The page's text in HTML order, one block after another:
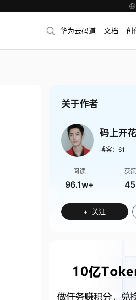
华为云码道 文档 创
关于作者
博客： 61
阅读
96.1w+
获赞
45
+ 关注